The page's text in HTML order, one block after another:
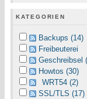
KATEGORIEN
Backups (14)
Freibeuterei
Geschreibsel
Howtos (30)
WRT54 (2)
SSL/TLS (17)